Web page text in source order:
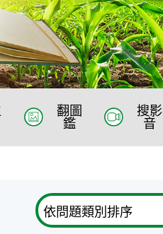
翻圖
鑑
搜影
音